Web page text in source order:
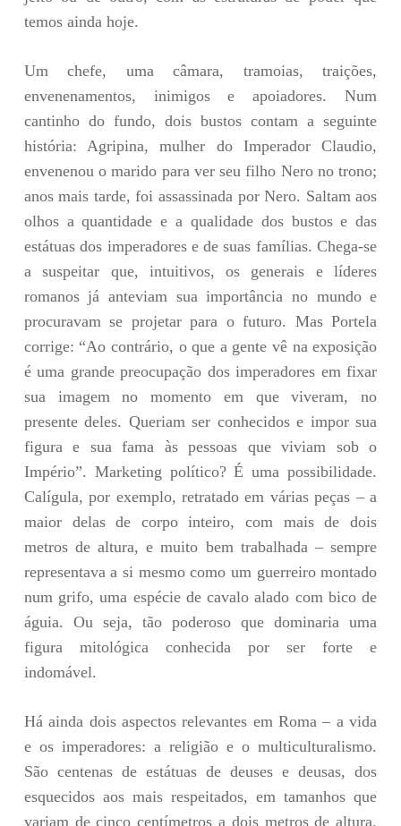
temos ainda hoje.
Um chefe, uma câmara, tramoias, traições,
envenenamentos, inimigos e apoiadores. Num
cantinho do fundo, dois bustos contam a seguinte
história: Agripina, mulher do Imperador Claudio,
envenenou o marido para ver seu filho Nero no trono;
anos mais tarde, foi assassinada por Nero. Saltam aos
olhos a quantidade e a qualidade dos bustos e das
estátuas dos imperadores e de suas famílias. Chega-se
a suspeitar que, intuitivos, os generais e líderes
romanos já anteviam sua importância no mundo e
procuravam se projetar para o futuro. Mas Portela
corrige: “Ao contrário, o que a gente vê na exposição
é uma grande preocupação dos imperadores em fixar
sua imagem no momento em que viveram, no
presente deles. Queriam ser conhecidos e impor sua
figura e sua fama às pessoas que viviam sob o
Império”. Marketing político? É uma possibilidade.
Calígula, por exemplo, retratado em várias peças – a
maior delas de corpo inteiro, com mais de dois
metros de altura, e muito bem trabalhada – sempre
representava a si mesmo como um guerreiro montado
num grifo, uma espécie de cavalo alado com bico de
águia. Ou seja, tão poderoso que dominaria uma
figura mitológica conhecida por ser forte e
indomável.
Há ainda dois aspectos relevantes em Roma – a vida
e os imperadores: a religião e o multiculturalismo.
São centenas de estátuas de deuses e deusas, dos
esquecidos aos mais respeitados, em tamanhos que
variam de cinco centímetros a dois metros de altura.